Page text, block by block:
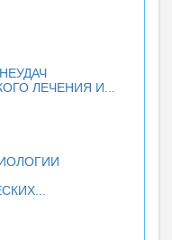
ЛЕЧЕНИЯ И...